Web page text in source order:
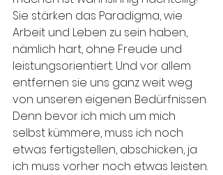
Sie stärken das Paradigma, wie
Arbeit und Leben zu sein haben,
nämlich hart, ohne Freude und
leistungsorientiert. Und vor allem
entfernen sie uns ganz weit weg
von unseren eigenen Bedürfnissen.
Denn bevor ich mich um mich
selbst kümmere, muss ich noch
etwas fertigstellen, abschicken, ja
ich muss vorher noch etwas leisten.